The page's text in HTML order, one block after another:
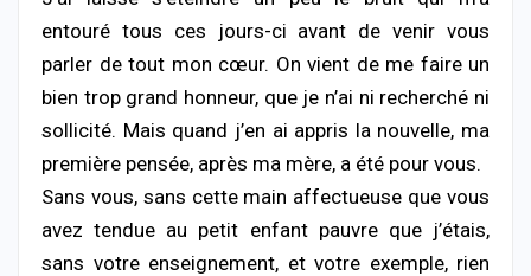
entouré tous ces jours-ci avant de venir vous
parler de tout mon cœur. On vient de me faire un
bien trop grand honneur, que je n’ai ni recherché ni
sollicité. Mais quand j’en ai appris la nouvelle, ma
première pensée, après ma mère, a été pour vous.
Sans vous, sans cette main affectueuse que vous
avez tendue au petit enfant pauvre que j’étais,
sans votre enseignement, et votre exemple, rien